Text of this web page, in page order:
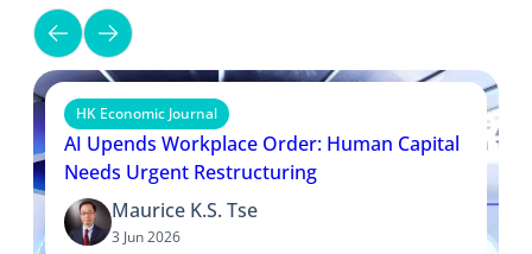
HK Economic Journal
AI Upends Workplace Order: Human Capital
Needs Urgent Restructuring
Maurice K.S. Tse
3 Jun 2026